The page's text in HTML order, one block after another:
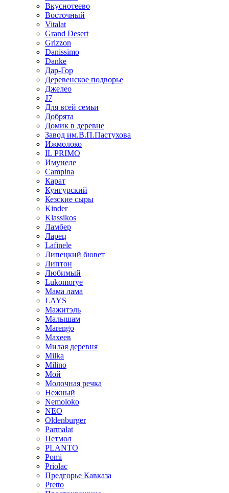
Вкуснотеево
Восточный
Vitalat
Grand Desert
Grizzon
Danissimo
Danke
Дар-Гор
Деревенское подворье
Джелео
J7
Для всей семьи
Добрята
Домик в деревне
Завод им.В.П.Пастухова
Ижмолоко
IL PRIMO
Имунеле
Campina
Карат
Кунгурский
Кезские сыры
Kinder
Klassikos
Ламбер
Ларец
Lafinele
Липецкий бювет
Липтон
Любимый
Lukomorye
Мама лама
LAYS
Мажитэль
Малышам
Marengo
Махеев
Милая деревня
Milka
Milino
Мой
Молочная речка
Нежный
Nemoloko
NEO
Oldenburger
Parmalat
Петмол
PLANTO
Pomi
Priolac
Предгорье Кавказа
Pretto